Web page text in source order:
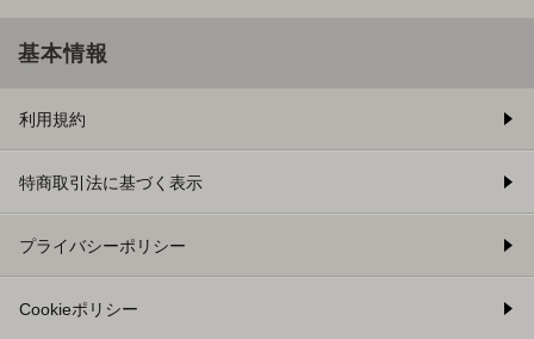
基本情報
利用規約
特商取引法に基づく表示
プライバシーポリシー
Cookieポリシー